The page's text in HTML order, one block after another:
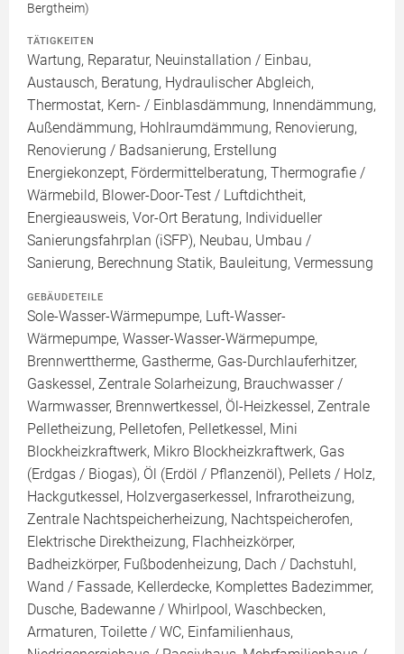
Bergtheim)
TÄTIGKEITEN
Wartung, Reparatur, Neuinstallation / Einbau,
Austausch, Beratung, Hydraulischer Abgleich,
Thermostat, Kern- / Einblasdämmung, Innendämmung,
Außendämmung, Hohlraumdämmung, Renovierung,
Renovierung / Badsanierung, Erstellung
Energiekonzept, Fördermittelberatung, Thermografie /
Wärmebild, Blower-Door-Test / Luftdichtheit,
Energieausweis, Vor-Ort Beratung, Individueller
Sanierungsfahrplan (iSFP), Neubau, Umbau /
Sanierung, Berechnung Statik, Bauleitung, Vermessung
GEBÄUDETEILE
Sole-Wasser-Wärmepumpe, Luft-Wasser-
Wärmepumpe, Wasser-Wasser-Wärmepumpe,
Brennwerttherme, Gastherme, Gas-Durchlauferhitzer,
Gaskessel, Zentrale Solarheizung, Brauchwasser /
Warmwasser, Brennwertkessel, Öl-Heizkessel, Zentrale
Pelletheizung, Pelletofen, Pelletkessel, Mini
Blockheizkraftwerk, Mikro Blockheizkraftwerk, Gas
(Erdgas / Biogas), Öl (Erdöl / Pflanzenöl), Pellets / Holz,
Hackgutkessel, Holzvergaserkessel, Infrarotheizung,
Zentrale Nachtspeicherheizung, Nachtspeicherofen,
Elektrische Direktheizung, Flachheizkörper,
Badheizkörper, Fußbodenheizung, Dach / Dachstuhl,
Wand / Fassade, Kellerdecke, Komplettes Badezimmer,
Dusche, Badewanne / Whirlpool, Waschbecken,
Armaturen, Toilette / WC, Einfamilienhaus,